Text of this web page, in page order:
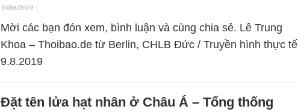
10/08/2019 |
Mời các bạn đón xem, bình luận và cùng chia sẻ. Lê Trung
Khoa – Thoibao.de từ Berlin, CHLB Đức / Truyền hình thực tế
9.8.2019
Đặt tên lửa hạt nhân ở Châu Á – Tổng thống